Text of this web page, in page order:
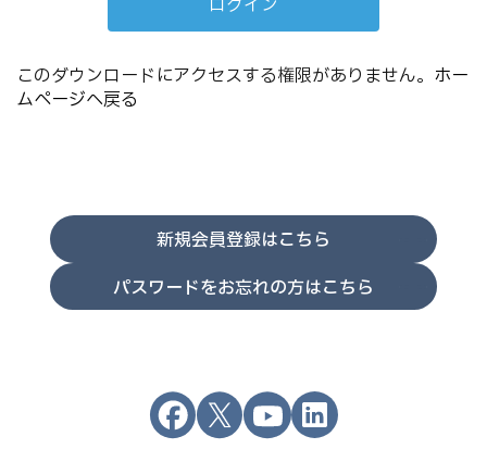
このダウンロードにアクセスする権限がありません。 ホー
ムページへ戻る
新規会員登録はこちら
パスワードをお忘れの方はこちら